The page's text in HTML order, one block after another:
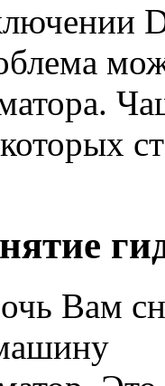
D
Вам